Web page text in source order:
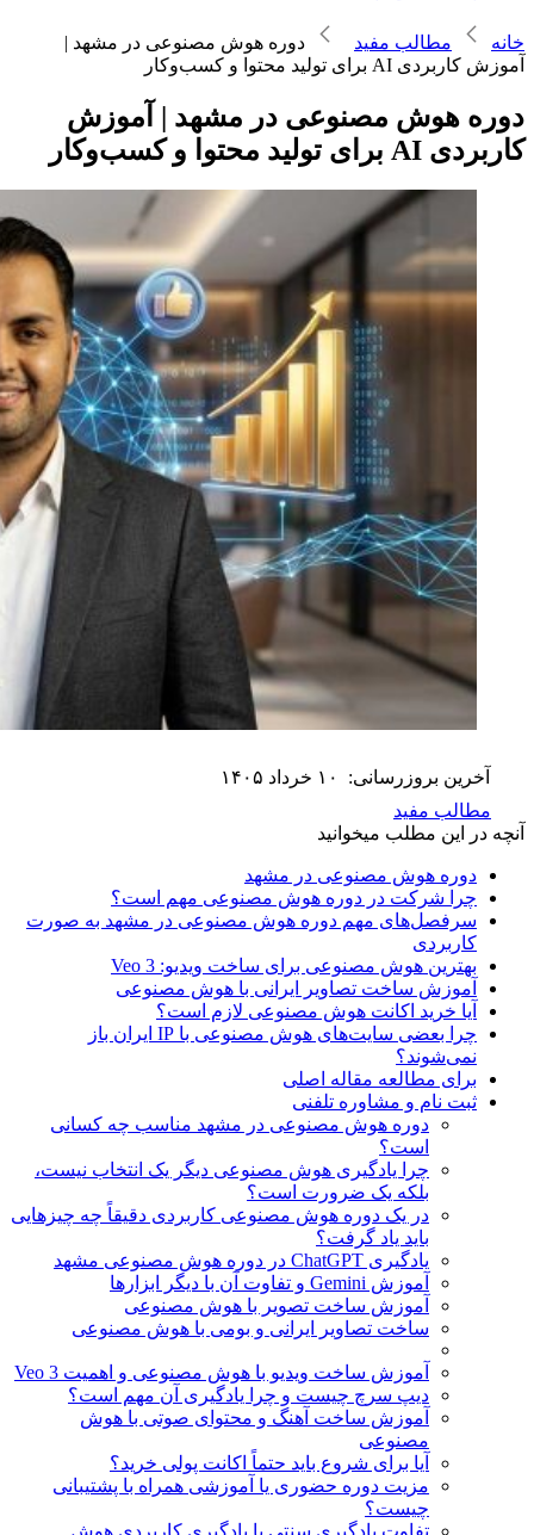
خانه مطالب مفید
دوره هوش مصنوعی در مشهد |
آموزش کاربردی AI برای تولید محتوا و کسب‌وکار
دوره هوش مصنوعی در مشهد | آموزش
کاربردی AI برای تولید محتوا و کسب‌وکار
آخرین بروزرسانی:
۱۰ خرداد ۱۴۰۵
مطالب مفید
آنچه در این مطلب میخوانید
دوره هوش مصنوعی در مشهد
چرا شرکت در دوره هوش مصنوعی مهم است؟
سرفصل‌های مهم دوره هوش مصنوعی در مشهد به صورت
کاربردی
بهترین هوش مصنوعی برای ساخت ویدیو: Veo 3
آموزش ساخت تصاویر ایرانی با هوش مصنوعی
آیا خرید اکانت هوش مصنوعی لازم است؟
چرا بعضی سایت‌های هوش مصنوعی با IP ایران باز
نمی‌شوند؟
برای مطالعه مقاله اصلی
ثبت نام و مشاوره تلفنی
دوره هوش مصنوعی در مشهد مناسب چه کسانی
است؟
چرا یادگیری هوش مصنوعی دیگر یک انتخاب نیست،
بلکه یک ضرورت است؟
در یک دوره هوش مصنوعی کاربردی دقیقاً چه چیزهایی
باید یاد گرفت؟
یادگیری ChatGPT در دوره هوش مصنوعی مشهد
آموزش Gemini و تفاوت آن با دیگر ابزارها
آموزش ساخت تصویر با هوش مصنوعی
ساخت تصاویر ایرانی و بومی با هوش مصنوعی
آموزش ساخت ویدیو با هوش مصنوعی و اهمیت Veo 3
دیپ سرچ چیست و چرا یادگیری آن مهم است؟
آموزش ساخت آهنگ و محتوای صوتی با هوش
مصنوعی
آیا برای شروع باید حتماً اکانت پولی خرید؟
مزیت دوره حضوری یا آموزشی همراه با پشتیبانی
چیست؟